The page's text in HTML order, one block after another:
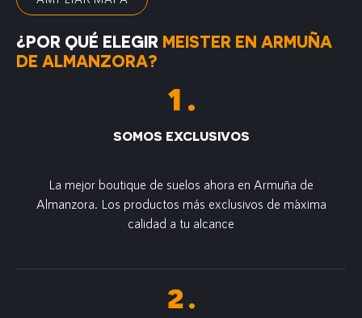
¿POR QUÉ ELEGIR MEISTER EN ARMUÑA
DE ALMANZORA?
SOMOS EXCLUSIVOS
La mejor boutique de suelos ahora en Armuña de
Almanzora. Los productos más exclusivos de m´axima
calidad a tu alcance